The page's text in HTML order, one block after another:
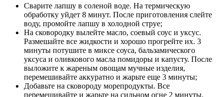
Сварите лапшу в соленой воде. На термическую
обработку уйдет 8 минут. После приготовления слейте
воду, промойте лапшу в холодной струе;
На сковородку вылейте масло, соевый соус и уксус.
Размешайте все жидкости и хорошо прогрейте их. 3
минуты потушите в миксе соуса, бальзамического
уксуса и оливкового масла помидоры и капусту. После
выложите к жареным овощам мучные изделия,
перемешивайте аккуратно и жарьте еще 3 минуты;
Добавьте на сковороду морепродукты. Все
перемешивайте и жарьте на сильном огне 2 минуты.